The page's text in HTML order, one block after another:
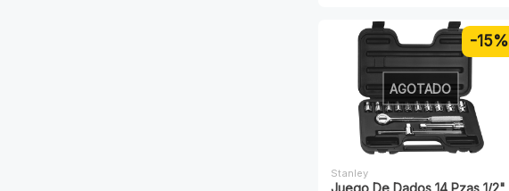
-15%
AGOTADO
Stanley